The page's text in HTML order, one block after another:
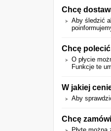
Chcę
Aby śledzić
Chcę
O płycie
Funkcje te
W jakiej
Aby
Chcę